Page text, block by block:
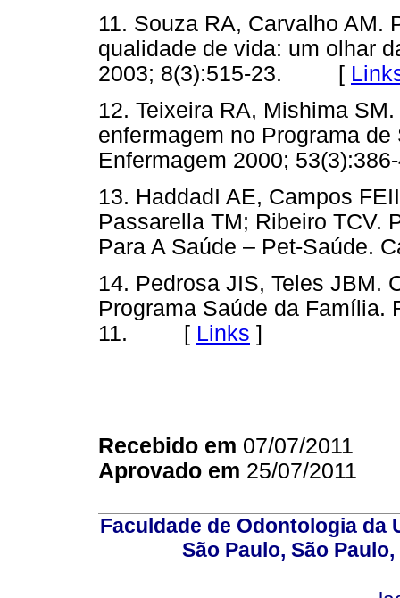
11. Souza RA, Carvalho AM.
qualidade de vida: um olhar
2003; 8(3):515-23. [
12. Teixeira RA, Mishima
enfermagem no Programa
Enfermagem 2000;
13. HaddadI AE, Campos
Passarella TM; Ribeiro TCV.
Para A Saúde – Pet-Saúde.
14. Pedrosa JIS, Teles JBM.
Programa Saúde da Família.
11. [ Links ]
Recebido em 07/07/2011
Aprovado em 25/07/2011
Faculdade de Odontologia da
São Paulo, São